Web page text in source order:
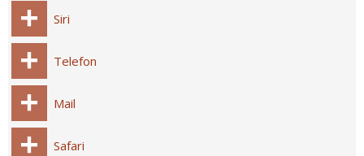
Siri
Telefon
Mail
Safari